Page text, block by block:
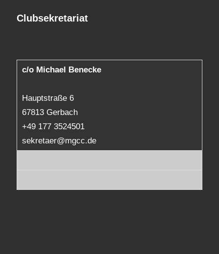
Clubsekretariat
c/o Michael Benecke
Hauptstraße 6
67813 Gerbach
+49 177 3524501
sekretaer@mgcc.de